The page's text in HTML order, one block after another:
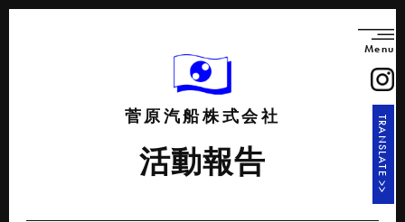
Menu
菅原汽船株式会社
活動報告 TRANSLATE >>